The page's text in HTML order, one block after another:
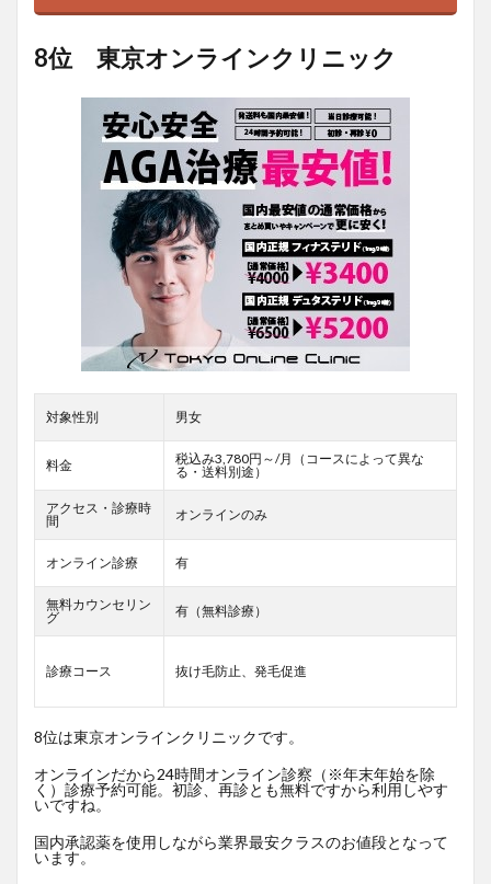
8位 東京オンラインクリニック
対象性別 男女
料金
税込み3,780円～/月（コースによって異な
る・送料別途）
アクセス・診療時
間
オンラインのみ
オンライン診療 有
無料カウンセリン
グ
有（無料診療）
診療コース 抜け毛防止、発毛促進
8位は東京オンラインクリニックです。
オンラインだから24時間オンライン診察（※年末年始を除
く）診療予約可能。初診、再診とも無料ですから利用しやす
いですね。
国内承認薬を使用しながら業界最安クラスのお値段となって
います。